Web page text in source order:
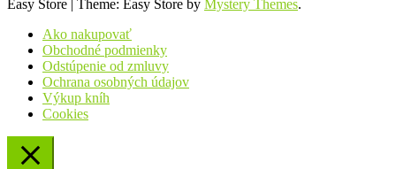
Easy Store | Theme: Easy Store by Mystery Themes.
Ako nakupovať
Obchodné podmienky
Odstúpenie od zmluvy
Ochrana osobných údajov
Výkup kníh
Cookies